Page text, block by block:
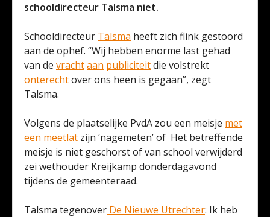
schooldirecteur Talsma niet.
Schooldirecteur Talsma heeft zich flink gestoord
aan de ophef. “Wij hebben enorme last gehad
van de vrachtaan publiciteitdie volstrekt
onterechtover ons heen is gegaan”, zegt
Talsma.
Volgens de plaatselijke PvdA zou een meisje met
een meetlat zijn ‘nagemeten’ of Het betreffende
meisje is niet geschorst of van school verwijderd
zei wethouder Kreijkamp donderdagavond
tijdens de gemeenteraad.
Talsma tegenover De Nieuwe Utrechter: Ik heb